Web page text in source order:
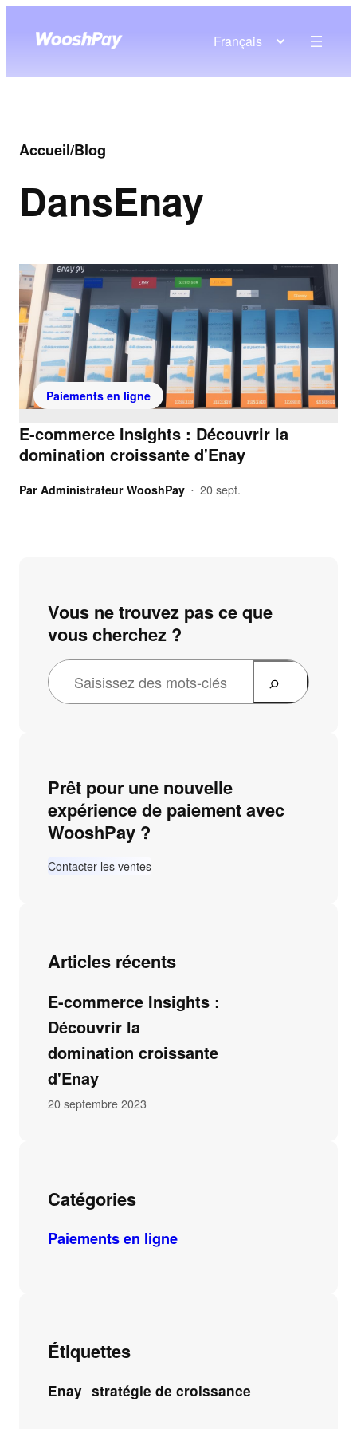
Français
Accueil/Blog
DansEnay
Paiements en ligne
E-commerce Insights : Découvrir la
domination croissante d'Enay
Par Administrateur WooshPay • 20 sept.
Vous ne trouvez pas ce que
vous cherchez ?
Prêt pour une nouvelle
expérience de paiement avec
WooshPay ?
Contacter les ventes
Articles récents
E-commerce Insights :
Découvrir la
domination croissante
d'Enay
20 septembre 2023
Catégories
Paiements en ligne
Étiquettes
Enay stratégie de croissance